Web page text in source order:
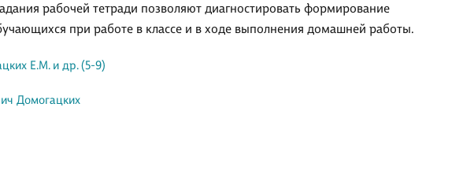
рабочей тетради позволяют диагностировать формирование
при работе в классе и в ходе выполнения домашней работы.
Е.М. и др. (5-9)
Домогацких